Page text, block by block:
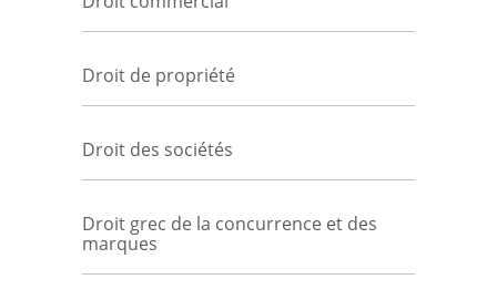
Droit de propriété
Droit des sociétés
Droit grec de la concurrence et des
marques